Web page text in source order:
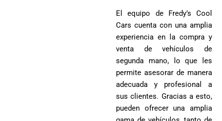
El equipo de Fredy’s Cool
Cars cuenta con una amplia
experiencia en la compra y
venta de vehículos de
segunda mano, lo que les
permite asesorar de manera
adecuada y profesional a
sus clientes. Gracias a esto,
pueden ofrecer una amplia